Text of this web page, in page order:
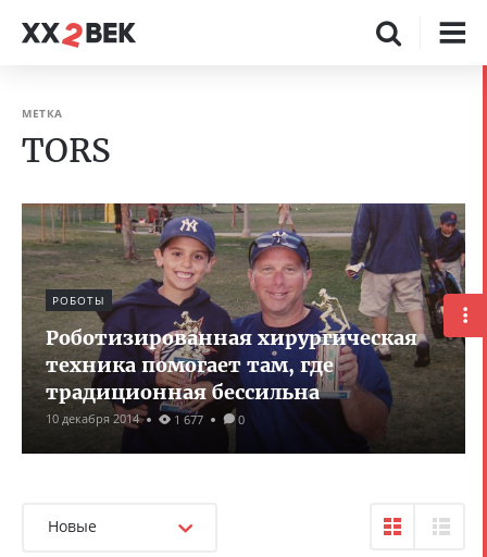
МЕТКА
TORS
РОБОТЫ
Роботизированная хирургическая
техника помогает там, где
традиционная бессильна
10 декабря 2014 1 677 0
Новые